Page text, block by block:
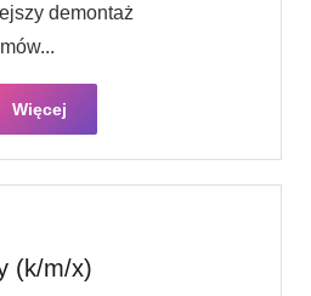
demontaż
Więcej
(k/m/x)